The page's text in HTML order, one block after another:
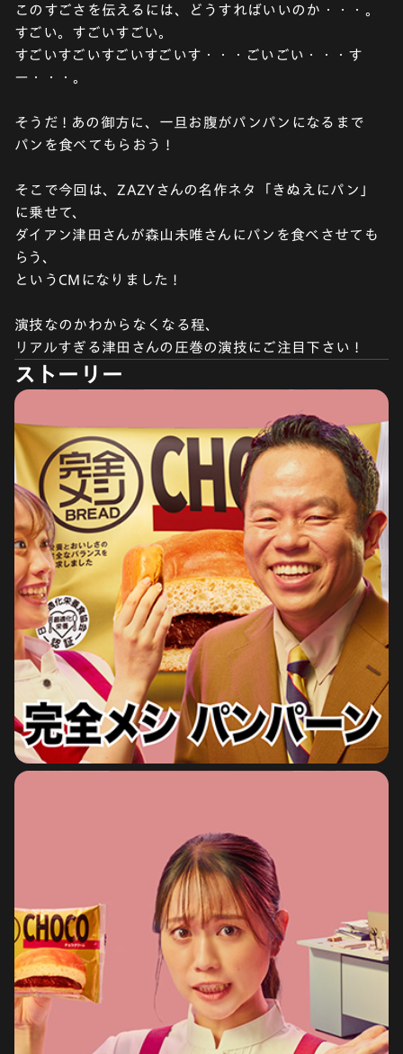
このすごさを伝えるには、どうすればいいのか・・・。
すごい。すごいすごい。
すごいすごいすごいすごいす・・・ごいごい・・・す
ー・・・。
そうだ ! あの御方に、一旦お腹がパンパンになるまで
パンを食べてもらおう !
そこで今回は、ZAZYさんの名作ネタ「きぬえにパン」
に乗せて、
ダイアン津田さんが森山未唯さんにパンを食べさせても
らう、
というCMになりました !
演技なのかわからなくなる程、
リアルすぎる津田さんの圧巻の演技にご注目下さい !
ストーリー